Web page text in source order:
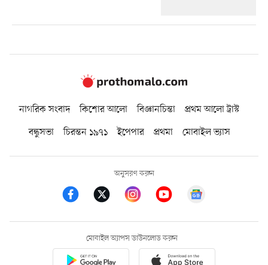
নাগরিক সংবাদ কিশোর আলো বিজ্ঞানচিন্তা
প্রথম আলো ট্রাস্ট
বন্ধুসভা
চিরন্তন ১৯৭১ ইপেপার প্রথমা মোবাইল ভ্যাস
অনুসরণ করুন
মোবাইল অ্যাপস ডাউনলোড করুন